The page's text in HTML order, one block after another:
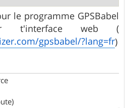
le programme GPSBabel
t'interface web (
gpsbabel/?lang=fr)